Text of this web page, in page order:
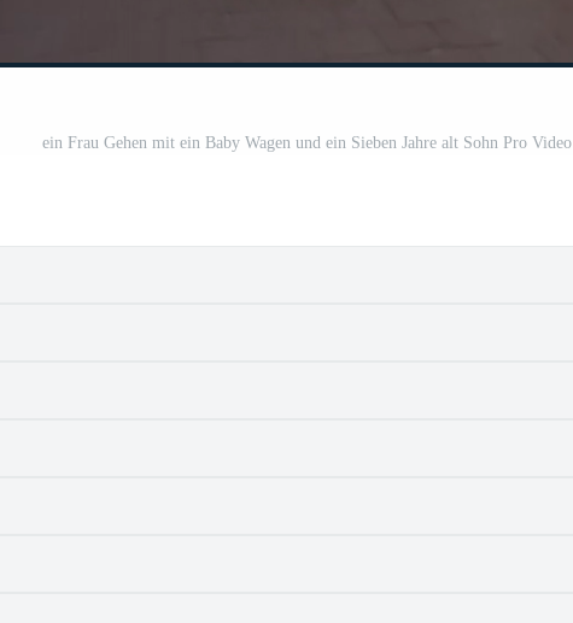
ein Frau Gehen mit ein Baby Wagen und ein Sieben Jahre alt Sohn Pro Video